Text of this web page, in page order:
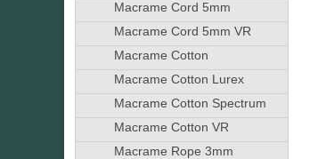
Macrame Cord 5mm
Macrame Cord 5mm VR
Macrame Cotton
Macrame Cotton Lurex
Macrame Cotton Spectrum
Macrame Cotton VR
Macrame Rope 3mm